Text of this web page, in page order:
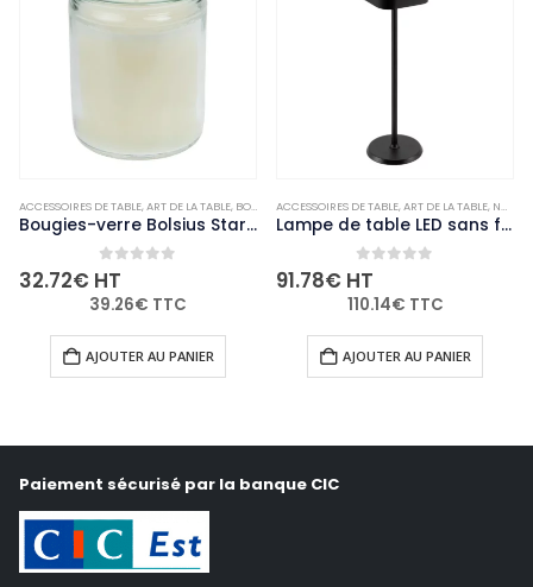
,VAISSELLE
ACCESSOIRES DE TABLE,ART DE LA TABLE, BOUGIES ET PHOTOPHORES ,NON-PALETTISABLE
Bougies-verre Bolsius Starlight transparentes (lot de 8)
0out of 5
32.72€ HT
39.26€ TTC
AJOUTER AU PANIER
ACCESSOIRES DE TABLE,ART DE LA TABLE, NON-PALETTISABLE
Lampe de table LED sans fil noire à intensité variable Securit Georgina avec câble de chargement magnétique
0out of 5
91.78€ HT
110.14€ TTC
AJOUTER AU PANIER
Paiement sécurisé par la banque CIC